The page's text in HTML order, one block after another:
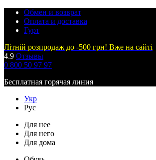
Обмен и возврат
Оплата и доставка
Гурт
Літній розпродаж до -500 грн! Вже на сайті
4.9 Отзывы
0 800 50 97 97
Бесплатная горячая линия
Укр
Рус
Для нее
Для него
Для дома